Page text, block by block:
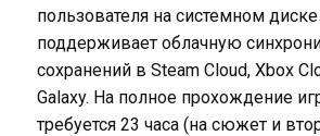
пользователя на системном диске
поддерживает облачную
сохранений в Steam Cloud, Xbox
Galaxy. На полное прохождение
требуется 23 часа (на сюжет и